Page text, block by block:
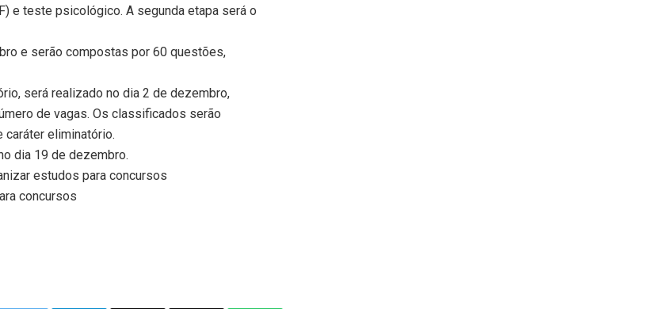
e teste psicológico. A segunda etapa será o
e serão compostas por 60 questões,
será realizado no dia 2 de dezembro,
de vagas. Os classificados serão
caráter eliminatório.
dia 19 de dezembro.
estudos para concursos
concursos